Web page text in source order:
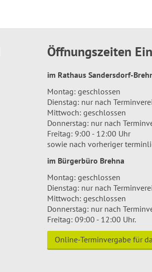
Öffnungszeiten
im Rathaus Sandersdorf-
Montag: geschlossen
Dienstag: nur nach
Mittwoch: geschlossen
Donnerstag: nur nach
Freitag: 9:00 - 12:00 Uhr
sowie nach vorheriger
im Bürgerbüro Brehna
Montag: geschlossen
Dienstag: nur nach
Mittwoch: geschlossen
Donnerstag: nur nach
Freitag: 09:00 - 12:00 Uhr.
Online-Terminvergabe für